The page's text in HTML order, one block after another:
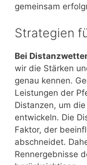
gemeinsam
Strategien
Bei
wir die Stärken
genau kennen.
Leistungen der
Distanzen, um
entwickeln. Die
Faktor, der
abschneidet.
Rennergebnisse